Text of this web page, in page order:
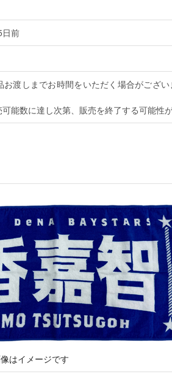
日前
お渡しまでお時間をいただく場合がござ
能数に達し次第、販売を終了する可能性
はイメージです